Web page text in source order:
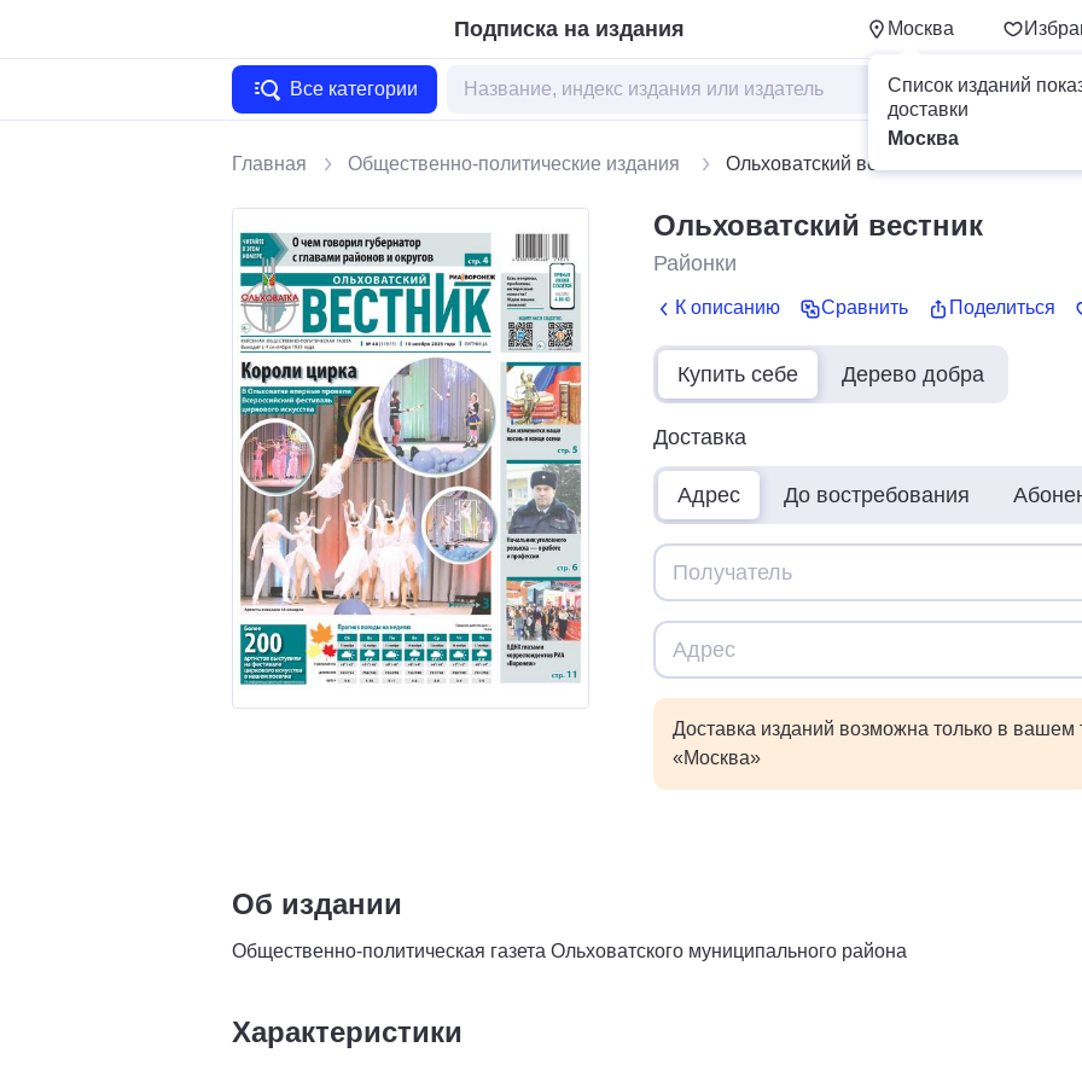
Подписка на издания Москва
Список изданий
доставки
Москва
Все категории
Главная Общественно-политические издания Ольховатский вестник
Ольховатский вестник
Районки
К описанию Сравнить Поделиться
Купить себе Дерево добра
Доставка
Адрес До востребования
Доставка изданий возможна только в вашем
«Москва»
Об издании
Общественно-политическая газета Ольховатского муниципального района
Характеристики